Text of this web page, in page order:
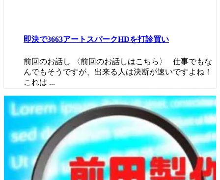
即決で3663アートスパークHDを打診買い
前回のお話し 〈前回のお話しはこちら〉 仕事でもな
んでもそうですが、出来る人は決断が速いですよね！
これは ...